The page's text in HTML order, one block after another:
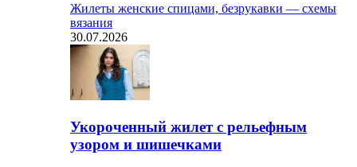
Жилеты женские спицами, безрукавки — схемы
вязания
30.07.2026
Укороченный жилет с рельефным
узором и шишечками